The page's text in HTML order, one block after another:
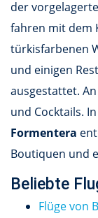
der
fahren mit dem
türkisfarbenen
und einigen
ausgestattet.
und Cocktails.
Formentera
Boutiquen und
Beliebte
Flüge von